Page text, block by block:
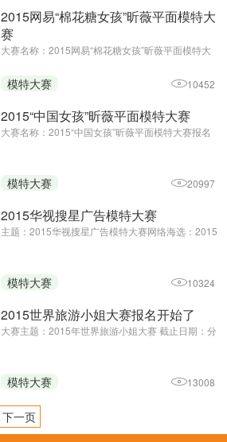
2015网易“棉花糖女孩”昕薇平面模特大
赛
大赛名称：2015网易“棉花糖女孩”昕薇平面模特大
一条 活动名称：“做自己，我是网易棉花糖女孩” 第
二条 举办单位：由2015“中国女孩”昕薇平面模特大
模特大赛 10452
2015“中国女孩”昕薇平面模特大赛
大赛名称：2015“中国女孩”昕薇平面模特大赛报名
女性。 3、身高：160cm ...
模特大赛 20997
2015华视搜星广告模特大赛
主题：2015华视搜星广告模特大赛网络海选：2015
销的Z鲜活的生力军，是企 ...
模特大赛 10324
2015世界旅游小姐大赛报名开始了
大赛主题：2015年世界旅游小姐大赛 截止日期：分
提倡的“环游世界 ...
模特大赛 13008
下一页